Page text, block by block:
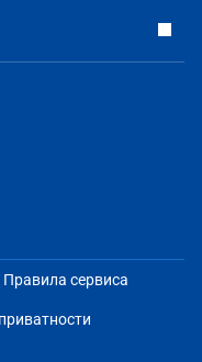
Правила сервиса